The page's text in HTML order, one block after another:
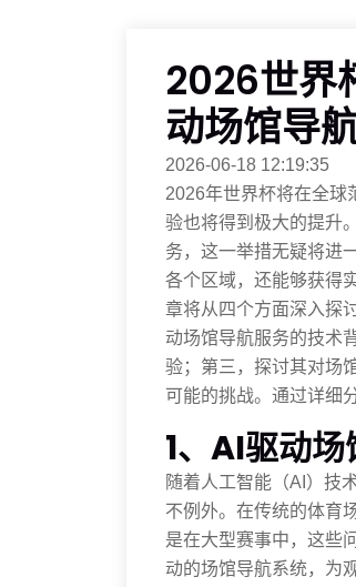
2026世界
动场馆导
2026-06-18 12:19:35
2026年世界杯将在全球
验也将得到极大的提升
务，这一举措无疑将进
各个区域，还能够获得
章将从四个方面深入探
动场馆导航服务的技术
验；第三，探讨其对场
可能的挑战。通过详细
1、AI驱动
随着人工智能（AI）技
不例外。在传统的体育
是在大型赛事中，这些
动的场馆导航系统，为